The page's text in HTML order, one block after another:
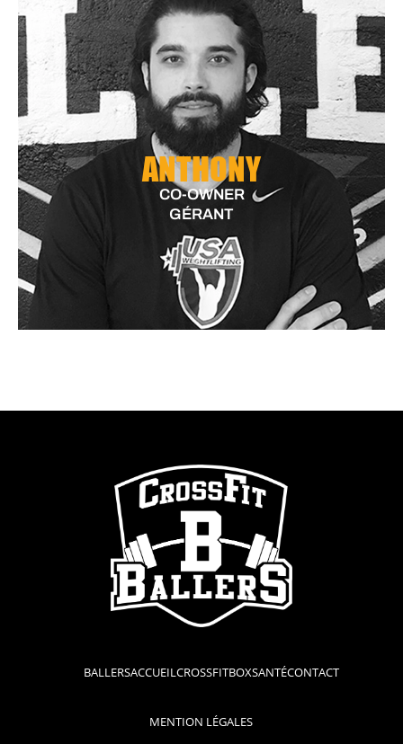
ANTHONY
CO-OWNER
GÉRANT
BALLERSACCUEILCROSSFITBOXSANTÉCONTACT
MENTION LÉGALES